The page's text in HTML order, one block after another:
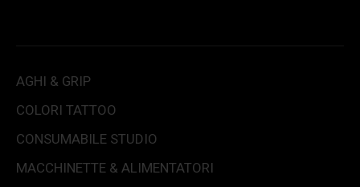
AGHI & GRIP
COLORI TATTOO
CONSUMABILE STUDIO
MACCHINETTE & ALIMENTATORI